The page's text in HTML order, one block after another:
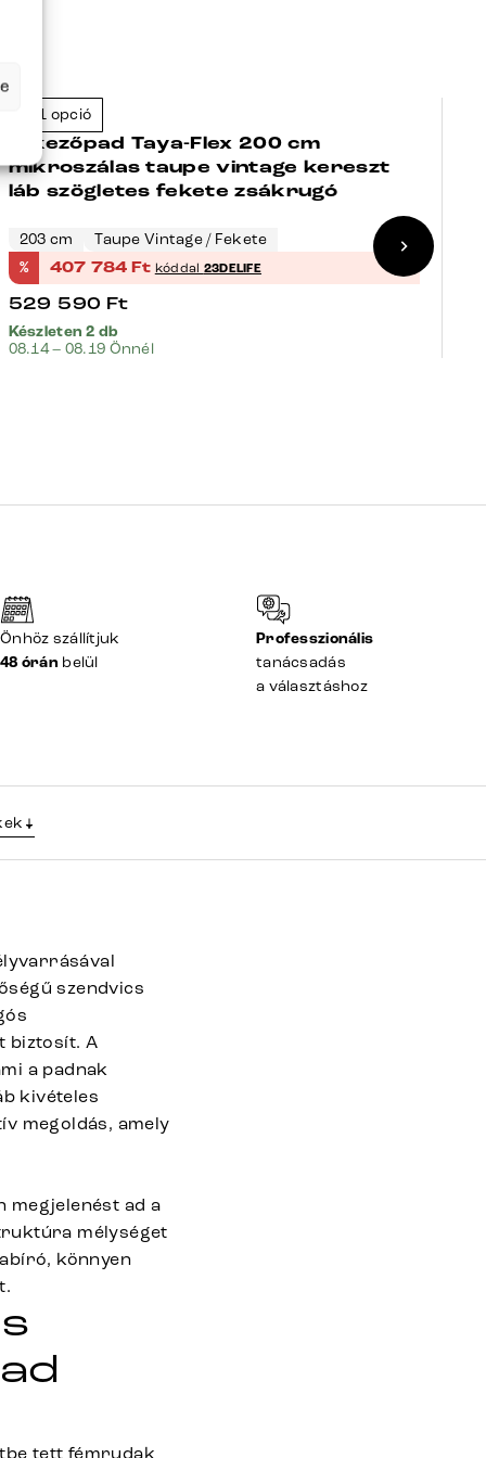
+41 opció
Étkezőpad Taya-Flex 200 cm
mikroszálas taupe vintage kereszt
láb szögletes fekete zsákrugó
203 cm Taupe Vintage / Fekete
% 407 784 Ft kóddal 23DELIFE
529 590 Ft
Készleten 2 db
08.14 – 08.19 Önnél
Önhöz szállítjuk
48 órán belül
Professzionális
tanácsadás
a választáshoz
szendvics
biztosít. A
a padnak
kivételes
megoldás, amely
megjelenést ad a
mélységet
könnyen
tett fémrudak